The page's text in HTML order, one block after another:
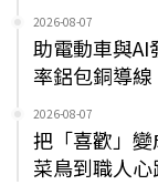
2026-08-07
助電動車與
率鋁包銅導線
2026-08-07
把「喜歡」
菜鳥到職人